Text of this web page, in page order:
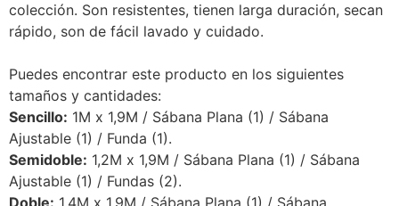
colección. Son resistentes, tienen larga duración, secan
rápido, son de fácil lavado y cuidado.
Puedes encontrar este producto en los siguientes
tamaños y cantidades:
Sencillo: 1M x 1,9M / Sábana Plana (1) / Sábana
Ajustable (1) / Funda (1).
Semidoble: 1,2M x 1,9M / Sábana Plana (1) / Sábana
Ajustable (1) / Fundas (2).